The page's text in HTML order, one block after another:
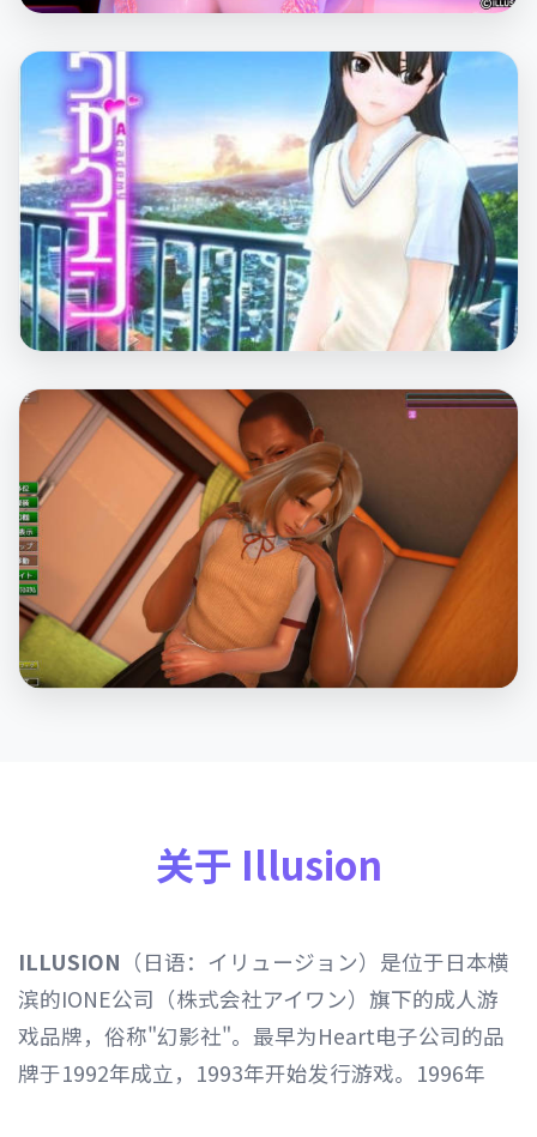
关于 Illusion
ILLUSION （日语：イリュージョン）是位于日本横
滨的IONE公司（株式会社アイワン）旗下的成人游
戏品牌，俗称"幻影社"。最早为Heart电子公司的品
牌于1992年成立，1993年开始发行游戏。1996年